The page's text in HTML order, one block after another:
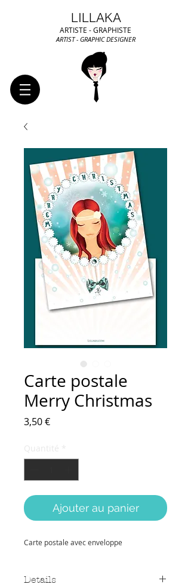
LILLAKA
ARTISTE - GRAPHISTE
ARTIST - GRAPHIC DESIGNER
Carte postale
Merry Christmas
3,50 €Prix
Ajouter au panier
Carte postale avec enveloppe
Details